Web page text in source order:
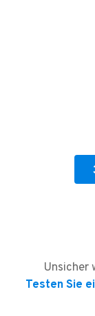
Unsicher
Testen Sie